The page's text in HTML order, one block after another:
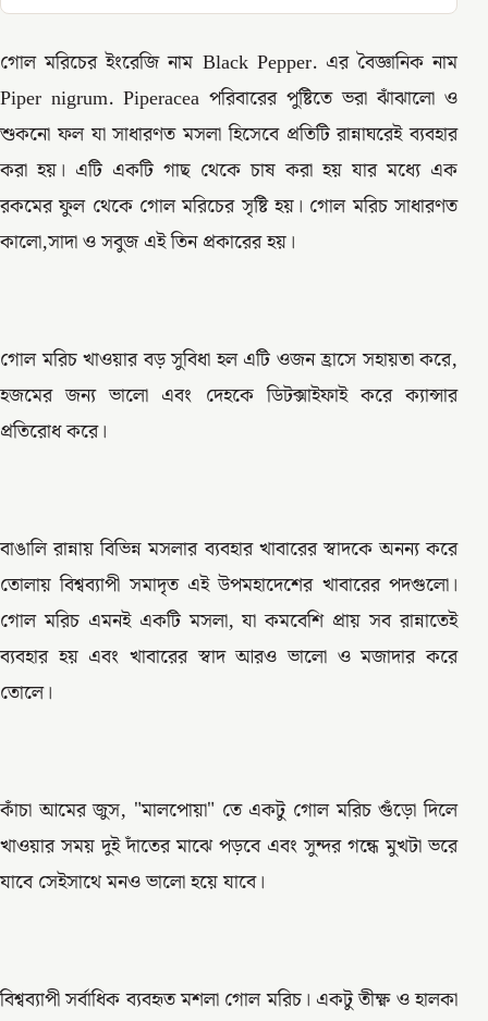
গোল মরিচের ইংরেজি নাম Black Pepper. এর বৈজ্ঞানিক নাম
Piper nigrum. Piperacea পরিবারের পুষ্টিতে ভরা ঝাঁঝালো ও
শুকনো ফল যা সাধারণত মসলা হিসেবে প্রতিটি রান্নাঘরেই ব্যবহার
করা হয়। এটি একটি গাছ থেকে চাষ করা হয় যার মধ্যে এক
রকমের ফুল থেকে গোল মরিচের সৃষ্টি হয়। গোল মরিচ সাধারণত
কালো,সাদা ও সবুজ এই তিন প্রকারের হয়।
গোল মরিচ খাওয়ার বড় সুবিধা হল এটি ওজন হ্রাসে সহায়তা করে,
হজমের জন্য ভালো এবং দেহকে ডিটক্সাইফাই করে ক্যান্সার
প্রতিরোধ করে।
বাঙালি রান্নায় বিভিন্ন মসলার ব্যবহার খাবারের স্বাদকে অনন্য করে
তোলায় বিশ্বব্যাপী সমাদৃত এই উপমহাদেশের খাবারের পদগুলো।
গোল মরিচ এমনই একটি মসলা, যা কমবেশি প্রায় সব রান্নাতেই
ব্যবহার হয় এবং খাবারের স্বাদ আরও ভালো ও মজাদার করে
তোলে।
কাঁচা আমের জুস, "মালপোয়া" তে একটু গোল মরিচ গুঁড়ো দিলে
খাওয়ার সময় দুই দাঁতের মাঝে পড়বে এবং সুন্দর গন্ধে মুখটা ভরে
যাবে সেইসাথে মনও ভালো হয়ে যাবে।
বিশ্বব্যাপী সর্বাধিক ব্যবহৃত মশলা গোল মরিচ। একটু তীক্ষ্ণ ও হালকা